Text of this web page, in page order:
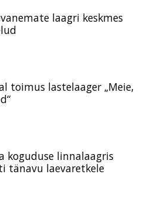
laagri keskmes
toimus lastelaager „Meie,
koguduse linnalaagris
tänavu laevaretkele